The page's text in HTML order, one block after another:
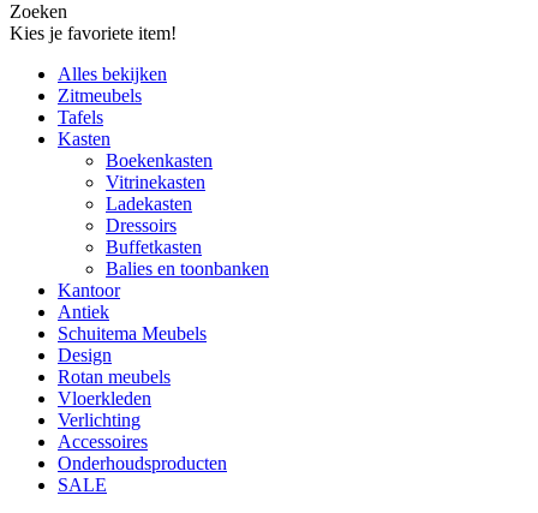
Zoeken
Kies je favoriete item!
Alles bekijken
Zitmeubels
Tafels
Kasten
Boekenkasten
Vitrinekasten
Ladekasten
Dressoirs
Buffetkasten
Balies en toonbanken
Kantoor
Antiek
Schuitema Meubels
Design
Rotan meubels
Vloerkleden
Verlichting
Accessoires
Onderhoudsproducten
SALE